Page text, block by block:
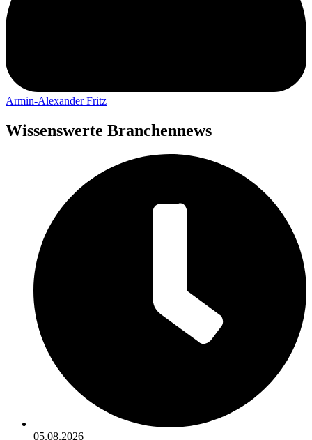
Armin-Alexander Fritz
Wissenswerte Branchennews
05.08.2026